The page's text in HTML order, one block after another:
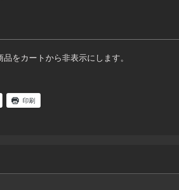
をカートから非表示にします。
印刷